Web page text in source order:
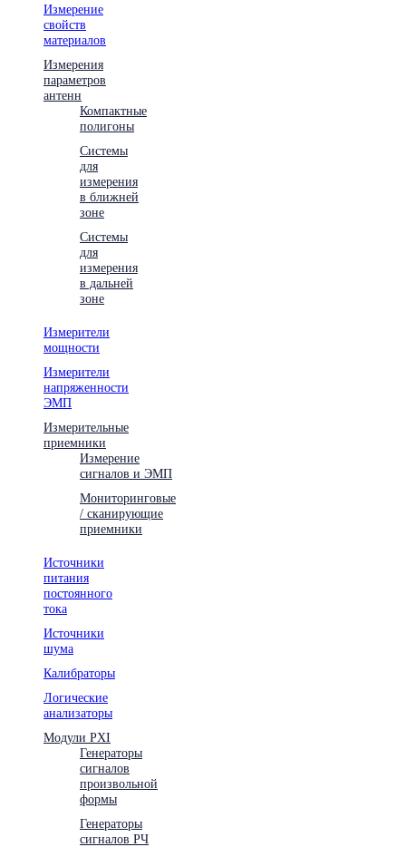
Измерение
свойств
материалов
Измерения
параметров
антенн
Компактные
полигоны
Системы
для
измерения
в ближней
зоне
Системы
для
измерения
в дальней
зоне
Измерители
мощности
Измерители
напряженности
ЭМП
Измерительные
приемники
Измерение
сигналов и ЭМП
Мониторинговые
/ сканирующие
приемники
Источники
питания
постоянного
тока
Источники
шума
Калибраторы
Логические
анализаторы
Модули PXI
Генераторы
сигналов
произвольной
формы
Генераторы
сигналов РЧ